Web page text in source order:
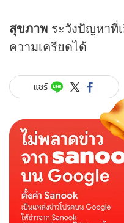
สุขภาพ ระวังปัญหาที่
ความเครียดได้
แชร์